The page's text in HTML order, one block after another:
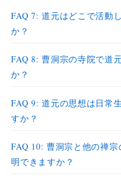
FAQ 7: 道元はどこで活動
か？
FAQ 8: 曹洞宗の寺院で道
か？
FAQ 9: 道元の思想は日常
すか？
FAQ 10: 曹洞宗と他の禅
明できますか？